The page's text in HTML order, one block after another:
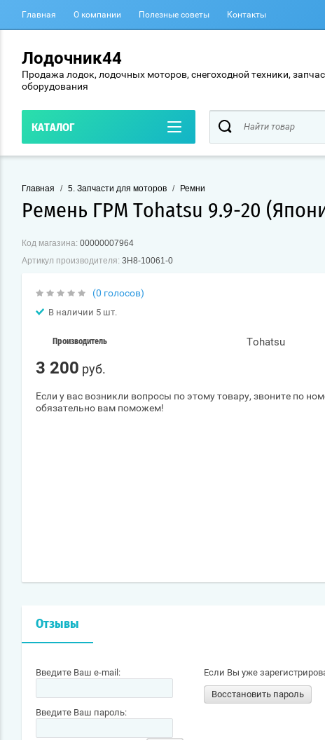
Главная О компании Полезные советы Контакты
Лодочник44
Продажа лодок, лодочных моторов, снегоходной техники,
оборудования
КАТАЛОГ
Главная / 5. Запчасти для моторов / Ремни
Ремень ГРМ Tohatsu 9.9-20
Код магазина: 00000007964
Артикул производителя: 3H8-10061-0
(0 голосов)
В наличии 5 шт.
Производитель Tohatsu
3 200 руб.
Если у вас возникли вопросы по этому товару, звоните по
обязательно вам поможем!
Отзывы
Введите Ваш e-mail:
Введите Ваш пароль:
Если Вы уже
Восстановить пароль